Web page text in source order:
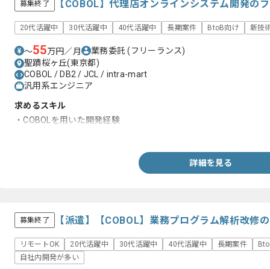
募集終了 【COBOL】代理店オンラインシステム開発の
20代活躍中 30代活躍中 40代活躍中 長期案件 BtoB向け 新技
〜55万円／月 業務委託(フリーランス)
聖蹟桜ヶ丘(東京都)
COBOL / DB2 / JCL / intra-mart
汎用系エンジニア
求めるスキル
・COBOLを用いた開発経験
詳細を見る
募集終了 【派遣】【COBOL】業務プログラム解析改修
リモートOK 20代活躍中 30代活躍中 40代活躍中 長期案件
自社内開発が多い